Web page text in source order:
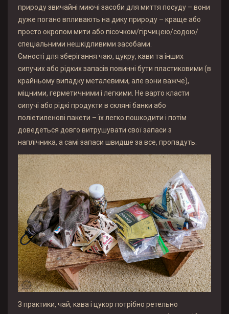
природу звичайні миючі засоби для миття посуду – вони
дуже погано впливають на дику природу – краще або
просто окропом мити або пісочком/гірчицею/содою/
спеціальними нешкідливими засобами.
Ємності для зберігання чаю, цукру, кави та інших
сипучих або рідких запасів повинні бути пластиковими (в
крайньому випадку металевими, але вони важче),
міцними, герметичними і легкими. Не варто класти
сипучі або рідкі продукти в скляні банки або
поліетиленові пакети – їх легко пошкодити і потім
доведеться довго витрушувати свої запаси з
наплічника, а самі запаси швидше за все, пропадуть.
З практики, чай, кава і цукор потрібно ретельно